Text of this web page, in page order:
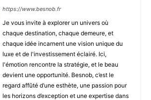
https://www.besnob.fr
Je vous invite à explorer un univers où
chaque destination, chaque demeure, et
chaque idée incarnent une vision unique du
luxe et de l'investissement éclairé. Ici,
l'émotion rencontre la stratégie, et le beau
devient une opportunité. Besnob, c’est le
regard affûté d’une esthète, une passion pour
les horizons d’exception et une expertise dans